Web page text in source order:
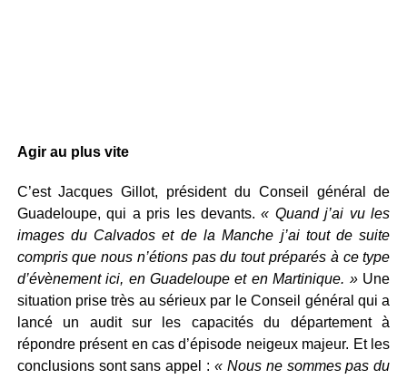
Agir au plus vite
C’est Jacques Gillot, président du Conseil général de
Guadeloupe, qui a pris les devants. « Quand j’ai vu les
images du Calvados et de la Manche j’ai tout de suite
compris que nous n’étions pas du tout préparés à ce type
d’évènement ici, en Guadeloupe et en Martinique. »Une
situation prise très au sérieux par le Conseil général qui a
lancé un audit sur les capacités du département à
répondre présent en cas d’épisode neigeux majeur. Et les
conclusions sont sans appel : « Nous ne sommes pas du